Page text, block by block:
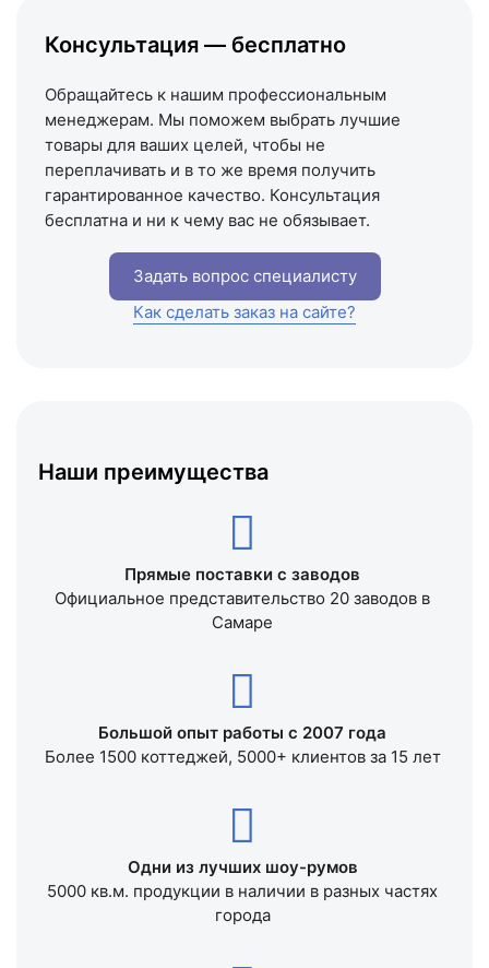
Схема проезда
Наши преимущества
Прямые поставки с заводов
Официальное представительство 20 заводов в
Самаре
Большой опыт работы с 2007 года
Более 1500 коттеджей, 5000+ клиентов за 15 лет
Одни из лучших шоу-румов
5000 кв.м. продукции в наличии в разных частях
города
Консультация — бесплатно
Обращайтесь к нашим профессиональным
менеджерам. Мы поможем выбрать лучшие
товары для ваших целей, чтобы не
переплачивать и в то же время получить
гарантированное качество. Консультация
бесплатна и ни к чему вас не обязывает.
Задать вопрос специалисту
Как сделать заказ на сайте?